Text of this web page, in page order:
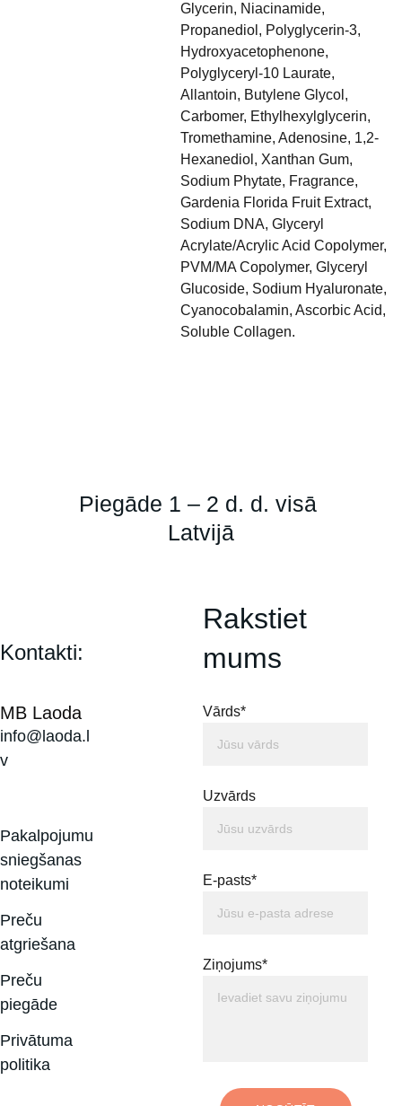
Glycerin, Niacinamide,
Propanediol, Polyglycerin-3,
Hydroxyacetophenone,
Polyglyceryl-10 Laurate,
Allantoin, Butylene Glycol,
Carbomer, Ethylhexylglycerin,
Tromethamine, Adenosine, 1,2-
Hexanediol, Xanthan Gum,
Sodium Phytate, Fragrance,
Gardenia Florida Fruit Extract,
Sodium DNA, Glyceryl
Acrylate/Acrylic Acid Copolymer,
PVM/MA Copolymer, Glyceryl
Glucoside, Sodium Hyaluronate,
Cyanocobalamin, Ascorbic Acid,
Soluble Collagen.
Rakstiet
mums
Vārds*
Uzvārds
E-pasts*
Ziņojums*
MB Laoda
Kontakti:
info@laoda.l
v
Pakalpojumu
sniegšanas
noteikumi
Preču
atgriešana
Preču
piegāde
Privātuma
politika
Piegāde 1 – 2 d. d. visā
Latvijā